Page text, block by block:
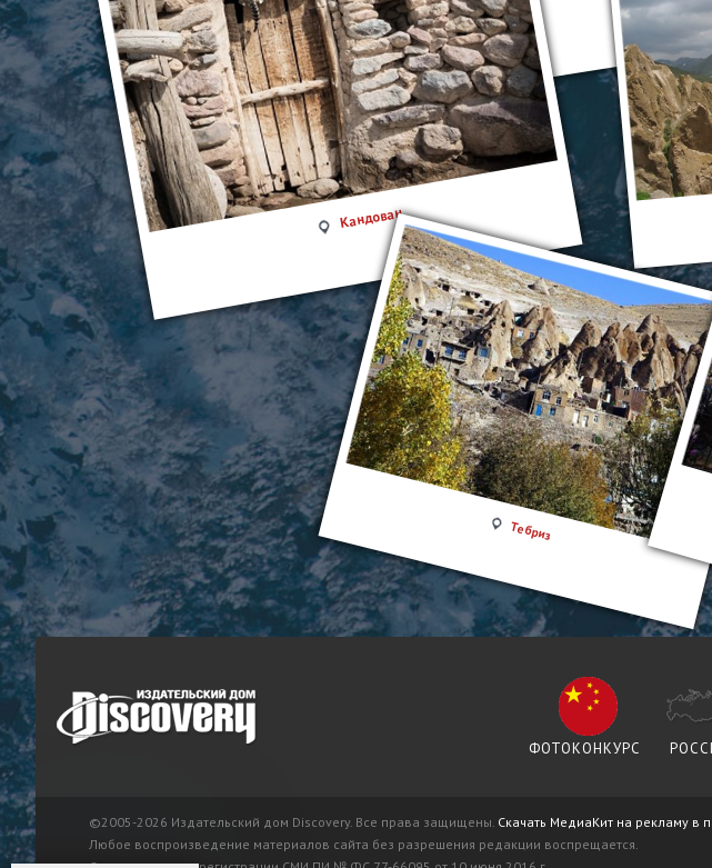
Кандован
Тебриз
ФОТОКОНКУРС
©2005-2026 Издательский дом Discovery. Все права защищены. Скачать МедиаКит на рекламу в
Любое воспроизведение материалов сайта без разрешения редакции воспрещается.